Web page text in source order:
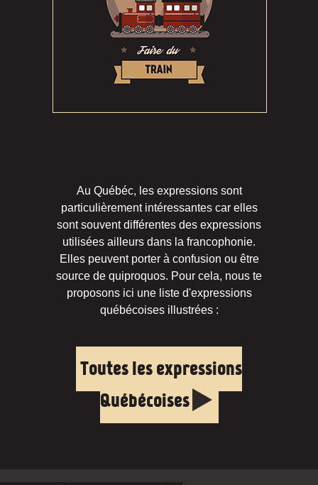
Au Québéc, les expressions sont
particulièrement intéressantes car elles
sont souvent différentes des expressions
utilisées ailleurs dans la francophonie.
Elles peuvent porter à confusion ou être
source de quiproquos. Pour cela, nous te
proposons ici une liste d'expressions
québécoises illustrées :
Toutes les expressions
Québécoises